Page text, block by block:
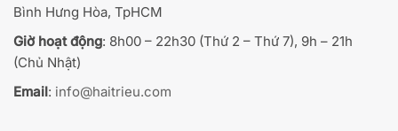
Bình Hưng Hòa, TpHCM
Giờ hoạt động: 8h00 – 22h30 (Thứ 2 – Thứ 7), 9h – 21h
(Chủ Nhật)
Email: info@haitrieu.com